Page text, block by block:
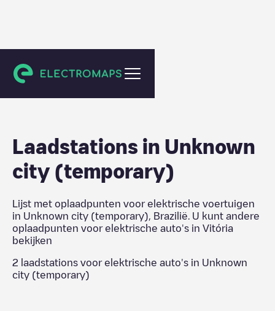
Vitória
Laadstations in Unknown
city (temporary)
Lijst met oplaadpunten voor elektrische voertuigen
in Unknown city (temporary) Brazilië . U kunt andere
oplaadpunten voor elektrische auto's in Vitória
bekijken
2 laadstations voor elektrische auto's in Unknown
city (temporary)